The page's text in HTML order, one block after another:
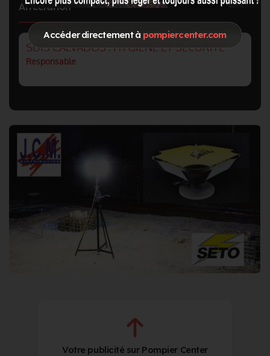
Accéder directement à pompiercenter.com
Affectation
SDIS CALVADOS : HYGIÈNE ET SÉCURITÉ
Responsable
Votre publicité sur Pompier Center